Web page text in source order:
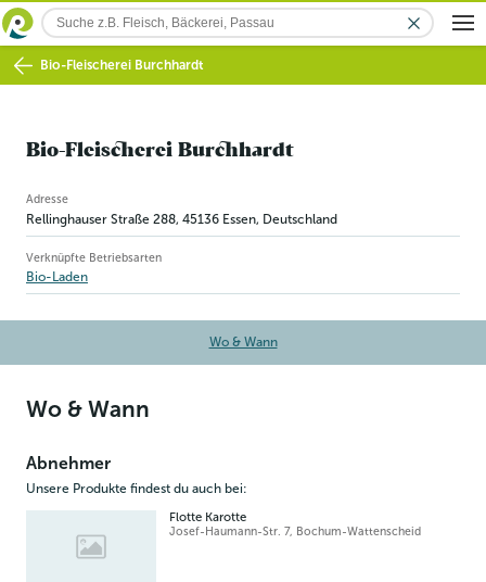
Bio-Fleischerei Burchhardt
Bio-Fleischerei Burchhardt
Betriebsinformation
Adresse
Rellinghauser Straße 288, 45136 Essen, Deutschland
Verknüpfte Betriebsarten
Bio-Laden
Wo & Wann
Wo & Wann
Abnehmer
Unsere Produkte findest du auch bei:
Flotte Karotte
Josef-Haumann-Str. 7, Bochum-Wattenscheid